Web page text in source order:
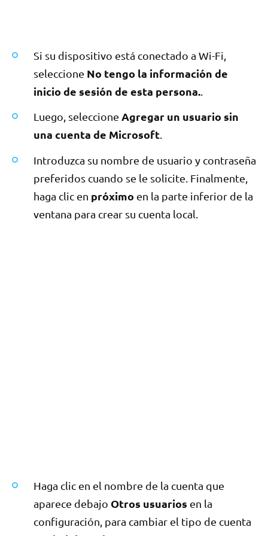
Si su dispositivo está conectado a Wi-Fi,
seleccione No tengo la información de
inicio de sesión de esta persona.
Luego, seleccione Agregar un usuario sin
una cuenta de Microsoft
Introduzca su nombre de usuario y contraseña
preferidos cuando se le solicite. Finalmente,
haga clic en próximo en la parte inferior de la
ventana para crear su cuenta local.
Haga clic en el nombre de la cuenta que
aparece debajo Otros usuarios en la
configuración, para cambiar el tipo de cuenta